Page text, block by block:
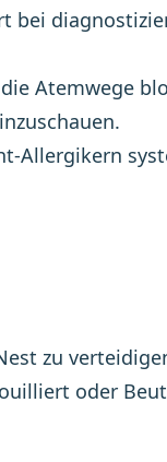
bei
Atemwege
Allergikern
zu
oder